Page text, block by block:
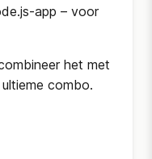
app – voor
het met
combo.